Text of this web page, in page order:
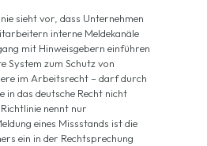
sieht vor, dass Unternehmen
interne Meldekanäle
mit Hinweisgebern einführen
System zum Schutz von
im Arbeitsrecht – darf durch
in das deutsche Recht nicht
nennt nur
eines Missstands ist die
ein in der Rechtsprechung